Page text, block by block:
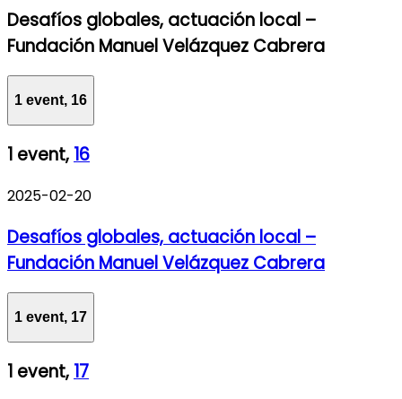
Desafíos globales, actuación local –
Fundación Manuel Velázquez Cabrera
1 event, 16
1 event, 16
2025-02-20
Desafíos globales, actuación local –
Fundación Manuel Velázquez Cabrera
1 event, 17
1 event, 17